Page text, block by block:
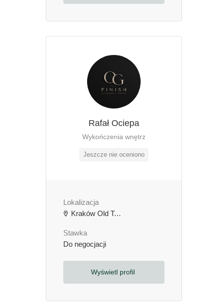
Rafał Ociepa
Wykończenia wnętrz
Jeszcze nie oceniono
Lokalizacja
Kraków Old Town, Kraków, Polska
Stawka
Do negocjacji
Wyświetl profil